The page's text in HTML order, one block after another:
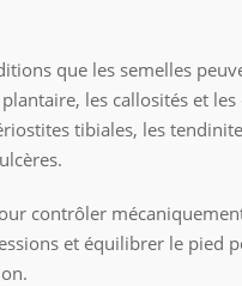
que les semelles
les callosités et les
tibiales, les
contrôler
et équilibrer le pied